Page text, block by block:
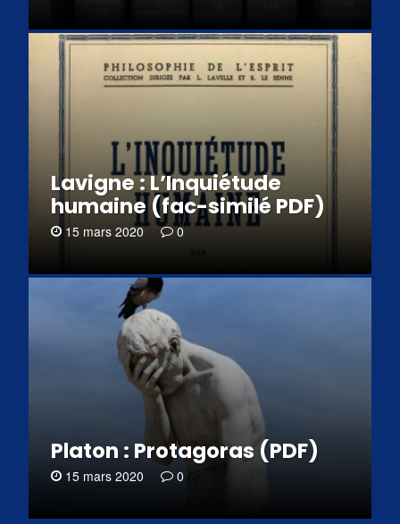
Lavigne : L’Inquiétude
humaine (fac-similé PDF)
15 mars 2020 0
Platon : Protagoras (PDF)
15 mars 2020 0